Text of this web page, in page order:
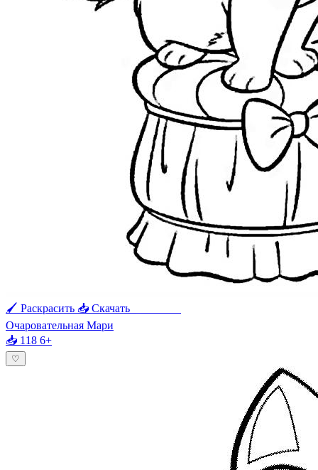
🖌 Раскрасить 📥 Скачать
Очаровательная Мари
📥 118 6+
♡